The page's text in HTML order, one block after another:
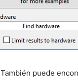
También puede